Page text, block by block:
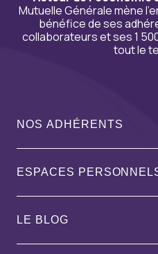
Mutuelle Générale mène
bénéfice de ses
collaborateurs et ses 1
tout le
NOS ADHÉRENTS
ESPACES
LE BLOG